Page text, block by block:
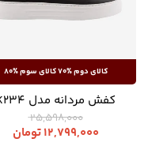
کفش مردانه مدل K234
25,598,000
12,799,000تومان